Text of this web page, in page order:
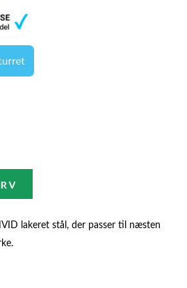
lakeret stål, der passer til næsten